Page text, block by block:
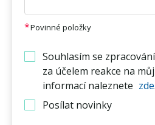
Povinné položky
Souhlasím se
za účelem reakce na
informací naleznete zde.
Posílat novinky